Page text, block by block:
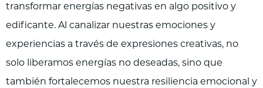
transformar energías negativas en algo positivo y
edificante. Al canalizar nuestras emociones y
experiencias a través de expresiones creativas, no
solo liberamos energías no deseadas, sino que
también fortalecemos nuestra resiliencia emocional y